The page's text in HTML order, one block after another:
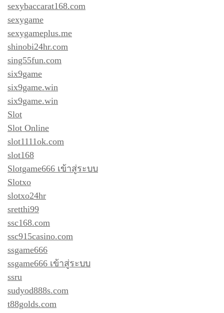
sexybaccarat168.com
sexygame
sexygameplus.me
shinobi24hr.com
sing55fun.com
six9game
six9game.win
six9game.win
Slot
Slot Online
slot1111ok.com
slot168
Slotgame666 เข้าสู่ระบบ
Slotxo
slotxo24hr
sretthi99
ssc168.com
ssc915casino.com
ssgame666
ssgame666 เข้าสู่ระบบ
ssru
sudyod888s.com
t88golds.com